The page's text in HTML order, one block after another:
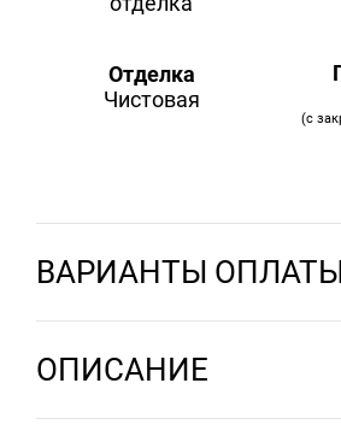
Отделка
Чистовая
(с
ВАРИАНТЫ
ОПИСАНИЕ